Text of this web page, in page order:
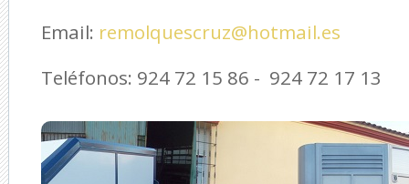
Email: remolquescruz@hotmail.es
Teléfonos: 924 72 15 86 - 924 72 17 13